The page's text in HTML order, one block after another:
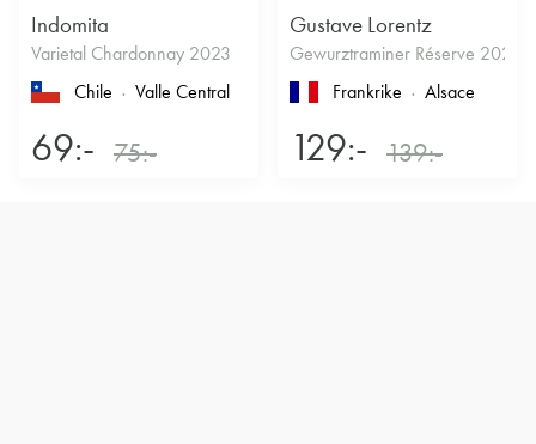
Indomita
Varietal Chardonnay 2023
Chile
Valle Central
69:- 75:-
Gustave Lorentz
Gewurztraminer Réserve 2025
Frankrike
Alsace
129:- 139:-